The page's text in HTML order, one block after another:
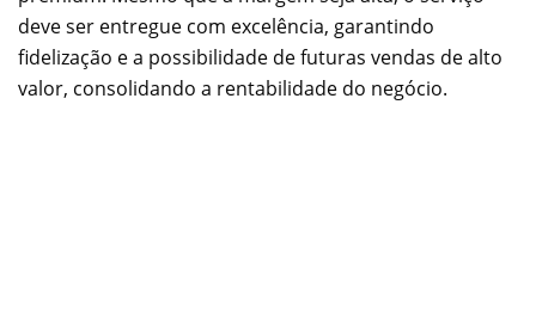
deve ser entregue com excelência, garantindo
fidelização e a possibilidade de futuras vendas de alto
valor, consolidando a rentabilidade do negócio.